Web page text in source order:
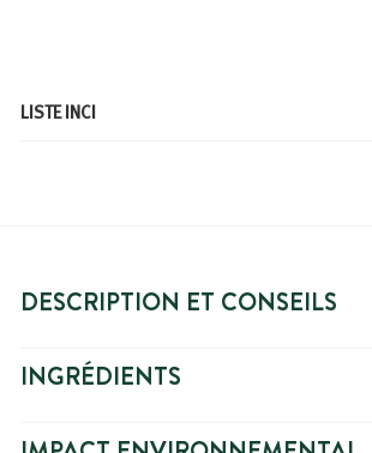
LISTE INCI
DESCRIPTION ET CONSEILS
INGRÉDIENTS